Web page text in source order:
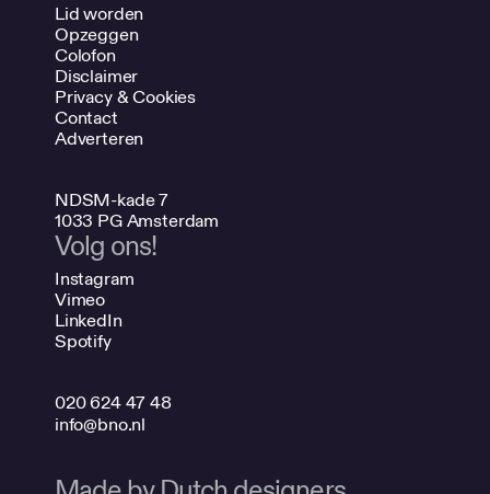
Lid worden
Opzeggen
Colofon
Disclaimer
Privacy & Cookies
Contact
Adverteren
NDSM-kade 7
1033 PG Amsterdam
Volg ons!
Instagram
Vimeo
LinkedIn
Spotify
020 624 47 48
info@bno.nl